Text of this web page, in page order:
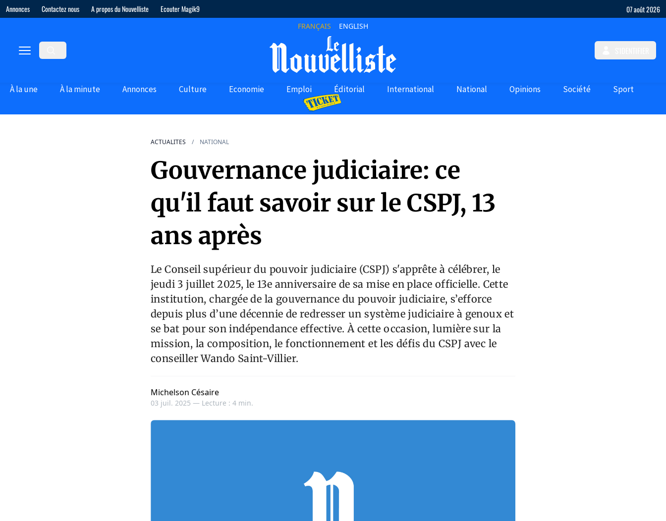
Annonces Contactez nous A propos du Nouvelliste Ecouter Magik9 07 août 2026
FRANÇAIS ENGLISH
À la une À la minute Annonces Culture Economie Emploi Éditorial International National Opinions Société Sport
ACTUALITES NATIONAL
Gouvernance judiciaire: ce
qu'il faut savoir sur le CSPJ, 13
ans après
Le Conseil supérieur du pouvoir judiciaire (CSPJ) s'apprête à célébrer, le
jeudi 3 juillet 2025, le 13e anniversaire de sa mise en place officielle. Cette
institution, chargée de la gouvernance du pouvoir judiciaire, s’efforce
depuis plus d’une décennie de redresser un système judiciaire à genoux et
se bat pour son indépendance effective. À cette occasion, lumière sur la
mission, la composition, le fonctionnement et les défis du CSPJ avec le
conseiller Wando Saint-Villier.
Michelson Césaire
03 juil. 2025 — Lecture : 4 min.